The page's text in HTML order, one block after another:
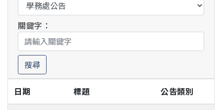
關鍵字：
搜尋
日期 標題 公告類別